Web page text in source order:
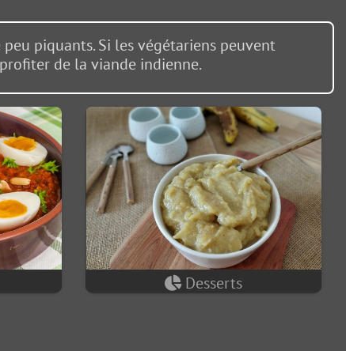
piquants. Si les végétariens peuvent
de la viande indienne.
Desserts